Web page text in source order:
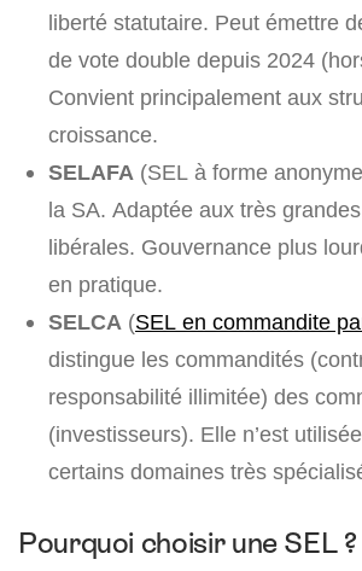
liberté statutaire. Peut émettre
de vote double depuis 2024
Convient principalement aux
croissance.
SELAFA (SEL à forme
la SA. Adaptée aux très
libérales. Gouvernance plus
en pratique.
SELCA (SEL en commandite
distingue les commandités
responsabilité illimitée) des
(investisseurs). Elle n’est
certains domaines très
Pourquoi choisir une SEL ?